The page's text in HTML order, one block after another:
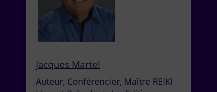
Jacques Martel
Auteur, Conférencier, Maître REIKI